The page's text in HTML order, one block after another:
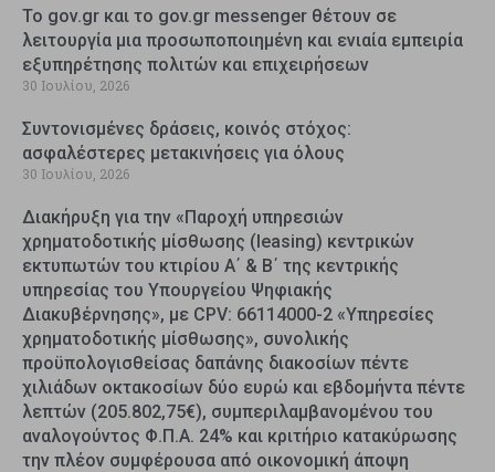
Το gov.gr και το gov.gr messenger θέτουν σε
λειτουργία μια προσωποποιημένη και ενιαία εμπειρία
εξυπηρέτησης πολιτών και επιχειρήσεων
30 Ιουλίου, 2026
Συντονισμένες δράσεις, κοινός στόχος:
ασφαλέστερες μετακινήσεις για όλους
30 Ιουλίου, 2026
Διακήρυξη για την «Παροχή υπηρεσιών
χρηματοδοτικής μίσθωσης (leasing) κεντρικών
εκτυπωτών του κτιρίου Α΄ & Β΄ της κεντρικής
υπηρεσίας του Υπουργείου Ψηφιακής
Διακυβέρνησης», με CPV: 66114000-2 «Υπηρεσίες
χρηματοδοτικής μίσθωσης», συνολικής
προϋπολογισθείσας δαπάνης διακοσίων πέντε
χιλιάδων οκτακοσίων δύο ευρώ και εβδομήντα πέντε
λεπτών (205.802,75€), συμπεριλαμβανομένου του
αναλογούντος Φ.Π.Α. 24% και κριτήριο κατακύρωσης
την πλέον συμφέρουσα από οικονομική άποψη